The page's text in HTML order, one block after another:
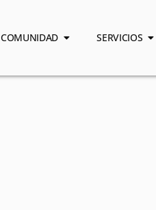
COMUNIDAD SERVICIOS